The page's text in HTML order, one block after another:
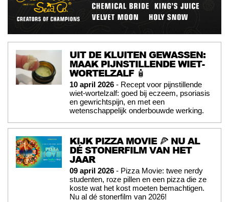
UIT DE KLUITEN GEWASSEN:
MAAK PIJNSTILLENDE WIET-
WORTELZALF 🧴
10 april 2026 - Recept voor pijnstillende
wiet-wortelzalf: goed bij eczeem, psoriasis
en gewrichtspijn, en met een
wetenschappelijk onderbouwde werking.
KIJK PIZZA MOVIE 🍕 NU AL
DÉ STONERFILM VAN HET
JAAR
09 april 2026 - Pizza Movie: twee nerdy
studenten, roze pillen en een pizza die ze
koste wat het kost moeten bemachtigen.
Nu al dé stonerfilm van 2026!